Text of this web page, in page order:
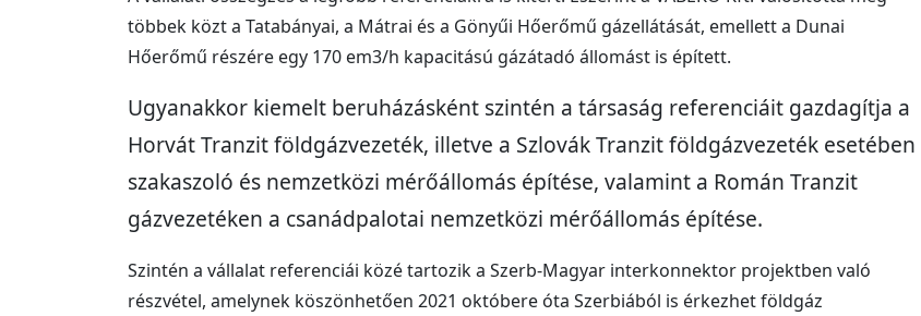
többek közt a Tatabányai, a Mátrai és a Gönyűi Hőerőmű gázellátását, emellett a Dunai
Hőerőmű részére egy 170 em3/h kapacitású gázátadó állomást is épített.
Ugyanakkor kiemelt beruházásként szintén a társaság referenciáit gazdagítja a
Horvát Tranzit földgázvezeték, illetve a Szlovák Tranzit földgázvezeték esetében
szakaszoló és nemzetközi mérőállomás építése, valamint a Román Tranzit
gázvezetéken a csanádpalotai nemzetközi mérőállomás építése.
Szintén a vállalat referenciái közé tartozik a Szerb-Magyar interkonnektor projektben való
részvétel, amelynek köszönhetően 2021 októbere óta Szerbiából is érkezhet földgáz